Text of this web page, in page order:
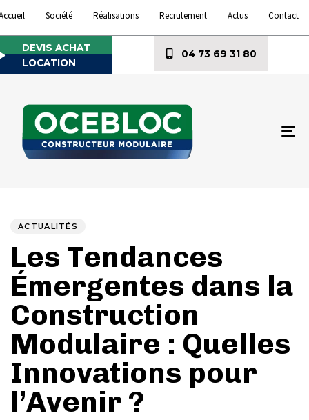
Société Réalisations Recrutement Actus Contact
DEVIS ACHAT
LOCATION
04 73 69 31 80
ACTUALITÉS
Les Tendances
Émergentes dans la
Construction
Modulaire : Quelles
Innovations pour
l’Avenir ?